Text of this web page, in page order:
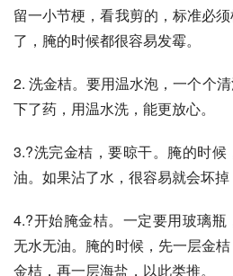
留一小节梗，看我剪的，标准必
了，腌的时候都很容易发霉。
2. 洗金桔。要用温水泡，一个个
下了药，用温水洗，能更放心。
3.?洗完金桔，要晾干。腌的时
油。如果沾了水，很容易就会坏掉
4.?开始腌金桔。一定要用玻璃
无水无油。腌的时候，先一层金
金桔，再一层海盐，以此类推。